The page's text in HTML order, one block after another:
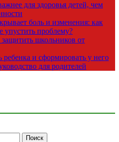
для здоровья детей, чем
боль и изменения: как
упустить проблему?
школьников от
ребенка и сформировать у него
для родителей